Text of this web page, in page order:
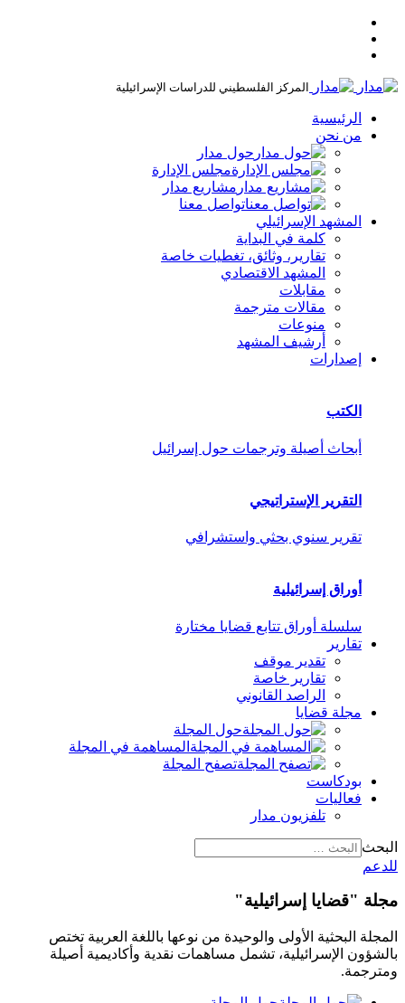
المركز الفلسطيني للدراسات الإسرائيلية
الرئيسية
من نحن
حول مدار
مجلس الإدارة
مشاريع مدار
تواصل معنا
المشهد الإسرائيلي
كلمة في البداية
تقارير، وثائق، تغطيات خاصة
المشهد الاقتصادي
مقابلات
مقالات مترجمة
منوعات
أرشيف المشهد
إصدارات
الكتب
أبحاث أصيلة وترجمات حول إسرائيل
التقرير الإستراتيجي
تقرير سنوي بحثي واستشرافي
أوراق إسرائيلية
سلسلة أوراق تتابع قضايا مختارة
تقارير
تقدير موقف
تقارير خاصة
الراصد القانوني
مجلة قضايا
حول المجلة
المساهمة في المجلة
تصفح المجلة
بودكاست
فعاليات
تلفزيون مدار
البحث
للدعم
مجلة "قضايا إسرائيلية"
المجلة البحثية الأولى والوحيدة من نوعها باللغة العربية تختص
بالشؤون الإسرائيلية، تشمل مساهمات نقدية وأكاديمية أصيلة
ومترجمة.